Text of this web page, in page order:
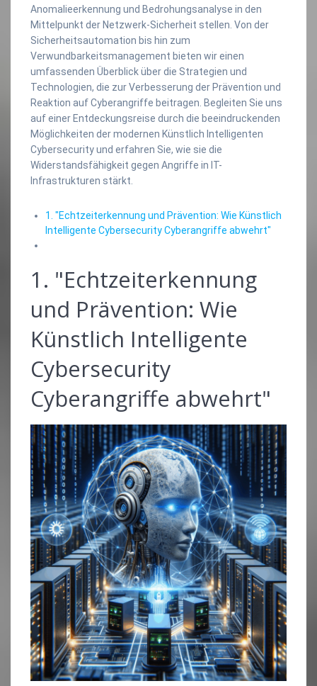
Anomalieerkennung und Bedrohungsanalyse in den
Mittelpunkt der Netzwerk-Sicherheit stellen. Von der
Sicherheitsautomation bis hin zum
Verwundbarkeitsmanagement bieten wir einen
umfassenden Überblick über die Strategien und
Technologien, die zur Verbesserung der Prävention und
Reaktion auf Cyberangriffe beitragen. Begleiten Sie uns
auf einer Entdeckungsreise durch die beeindruckenden
Möglichkeiten der modernen Künstlich Intelligenten
Cybersecurity und erfahren Sie, wie sie die
Widerstandsfähigkeit gegen Angriffe in IT-
Infrastrukturen stärkt.
1. "Echtzeiterkennung und Prävention: Wie Künstlich
Intelligente Cybersecurity Cyberangriffe abwehrt"
1. "Echtzeiterkennung
und Prävention: Wie
Künstlich Intelligente
Cybersecurity
Cyberangriffe abwehrt"